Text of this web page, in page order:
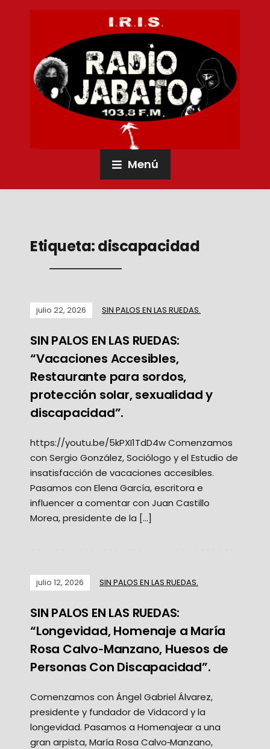
Menú
Etiqueta:discapacidad
julio 22, 2026 SIN PALOS EN LAS RUEDAS.
SIN PALOS EN LAS RUEDAS:
“Vacaciones Accesibles,
Restaurante para sordos,
protección solar, sexualidad y
discapacidad”.
https://youtu.be/5kPXI1TdD4w Comenzamos
con Sergio González, Sociólogo y el Estudio de
insatisfacción de vacaciones accesibles.
Pasamos con Elena García, escritora e
influencer a comentar con Juan Castillo
Morea, presidente de la […]
julio 12, 2026 SIN PALOS EN LAS RUEDAS.
SIN PALOS EN LAS RUEDAS:
“Longevidad, Homenaje a María
Rosa Calvo‑Manzano, Huesos de
Personas Con Discapacidad”.
Comenzamos con Ángel Gabriel Álvarez,
presidente y fundador de Vidacord y la
longevidad. Pasamos a Homenajear a una
gran arpista, María Rosa Calvo‑Manzano,